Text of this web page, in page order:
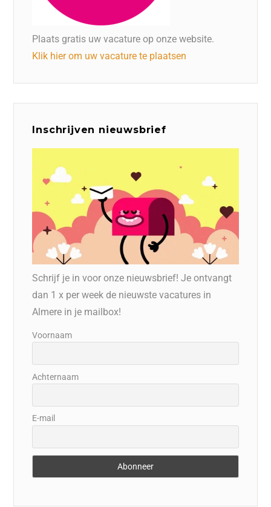
Plaats gratis uw vacature op onze website.
Klik hier om uw vacature te plaatsen
Inschrijven nieuwsbrief
Schrijf je in voor onze nieuwsbrief! Je ontvangt
dan 1 x per week de nieuwste vacatures in
Almere in je mailbox!
Voornaam
Achternaam
E-mail